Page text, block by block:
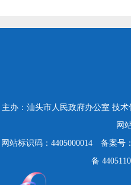
主办：汕头市人民政府办公室 技术
网
网站标识码：4405000014
备案号
备